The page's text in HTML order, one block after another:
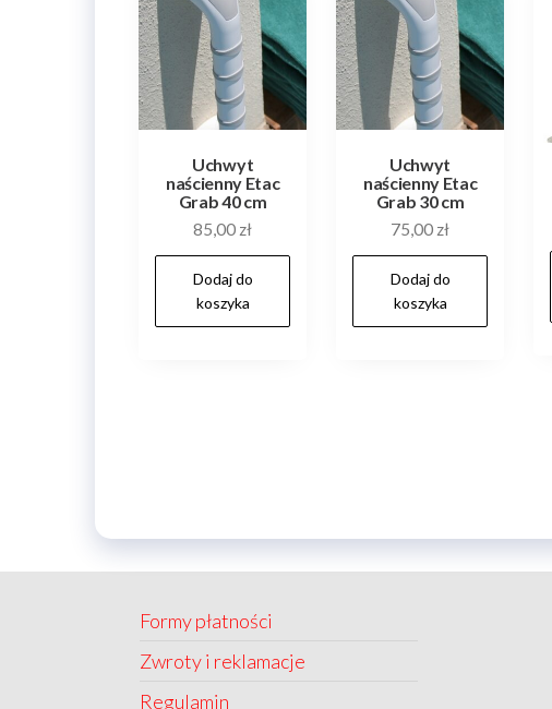
Uchwyt
naścienny Etac
Grab 40 cm
85,00 zł
Dodaj do
koszyka
Uchwyt
naścienny Etac
Grab 30 cm
75,00 zł
Dodaj do
koszyka
Formy płatności
Zwroty i reklamacje
Regulamin